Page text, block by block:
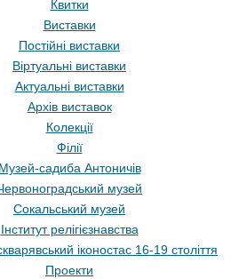
Квитки
Виставки
Постійні виставки
Віртуальні виставки
Актуальні виставки
Архів виставок
Колекції
Філії
Музей-садиба Антоничів
музей
Сокальський музей
Інститут релігієзнавства
іконостас 16-19 cтоліття
Проекти